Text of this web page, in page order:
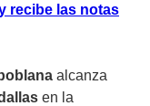
recibe las notas
alcanza
en la